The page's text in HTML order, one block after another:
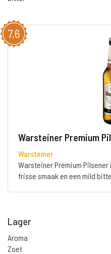
7,6
Warsteiner Premium
Warsteiner
Warsteiner Premium
frisse smaak en een mild
Lager
Aroma
Zoet